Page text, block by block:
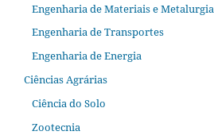
Engenharia de Materiais e Metalurgia
Engenharia de Transportes
Engenharia de Energia
Ciências Agrárias
Ciência do Solo
Zootecnia